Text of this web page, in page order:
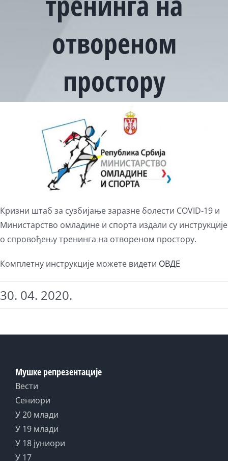
отвореном
простору
Кризни штаб за сузбијање заразне болести COVID-19 и
Министарство омладине и спорта издали су инструкције
о спровођењу тренинга на отвореном простору.
Комплетну инструкције можете видети ОВДЕ
30. 04. 2020.
Мушке репрезентације
Вести
Сениори
У 20 млади
У 19 млади
У 18 јуниори
У 17